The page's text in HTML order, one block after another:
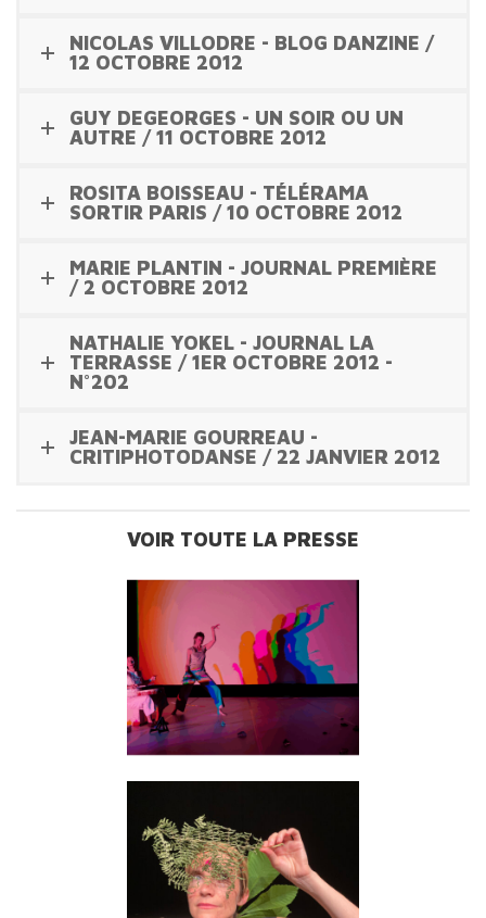
NICOLAS VILLODRE - BLOG DANZINE /
12 OCTOBRE 2012
GUY DEGEORGES - UN SOIR OU UN
AUTRE / 11 OCTOBRE 2012
ROSITA BOISSEAU - TÉLÉRAMA
SORTIR PARIS / 10 OCTOBRE 2012
MARIE PLANTIN - JOURNAL PREMIÈRE
/ 2 OCTOBRE 2012
NATHALIE YOKEL - JOURNAL LA
TERRASSE / 1ER OCTOBRE 2012 -
N°202
JEAN-MARIE GOURREAU -
CRITIPHOTODANSE / 22 JANVIER 2012
VOIR TOUTE LA PRESSE